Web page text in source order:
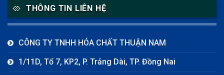
THÔNG TIN LIÊN HỆ
CÔNG TY TNHH HÓA CHẤT THUẬN NAM
1/11D, Tổ 7, KP2, P. Trảng Dài, TP. Đồng Nai